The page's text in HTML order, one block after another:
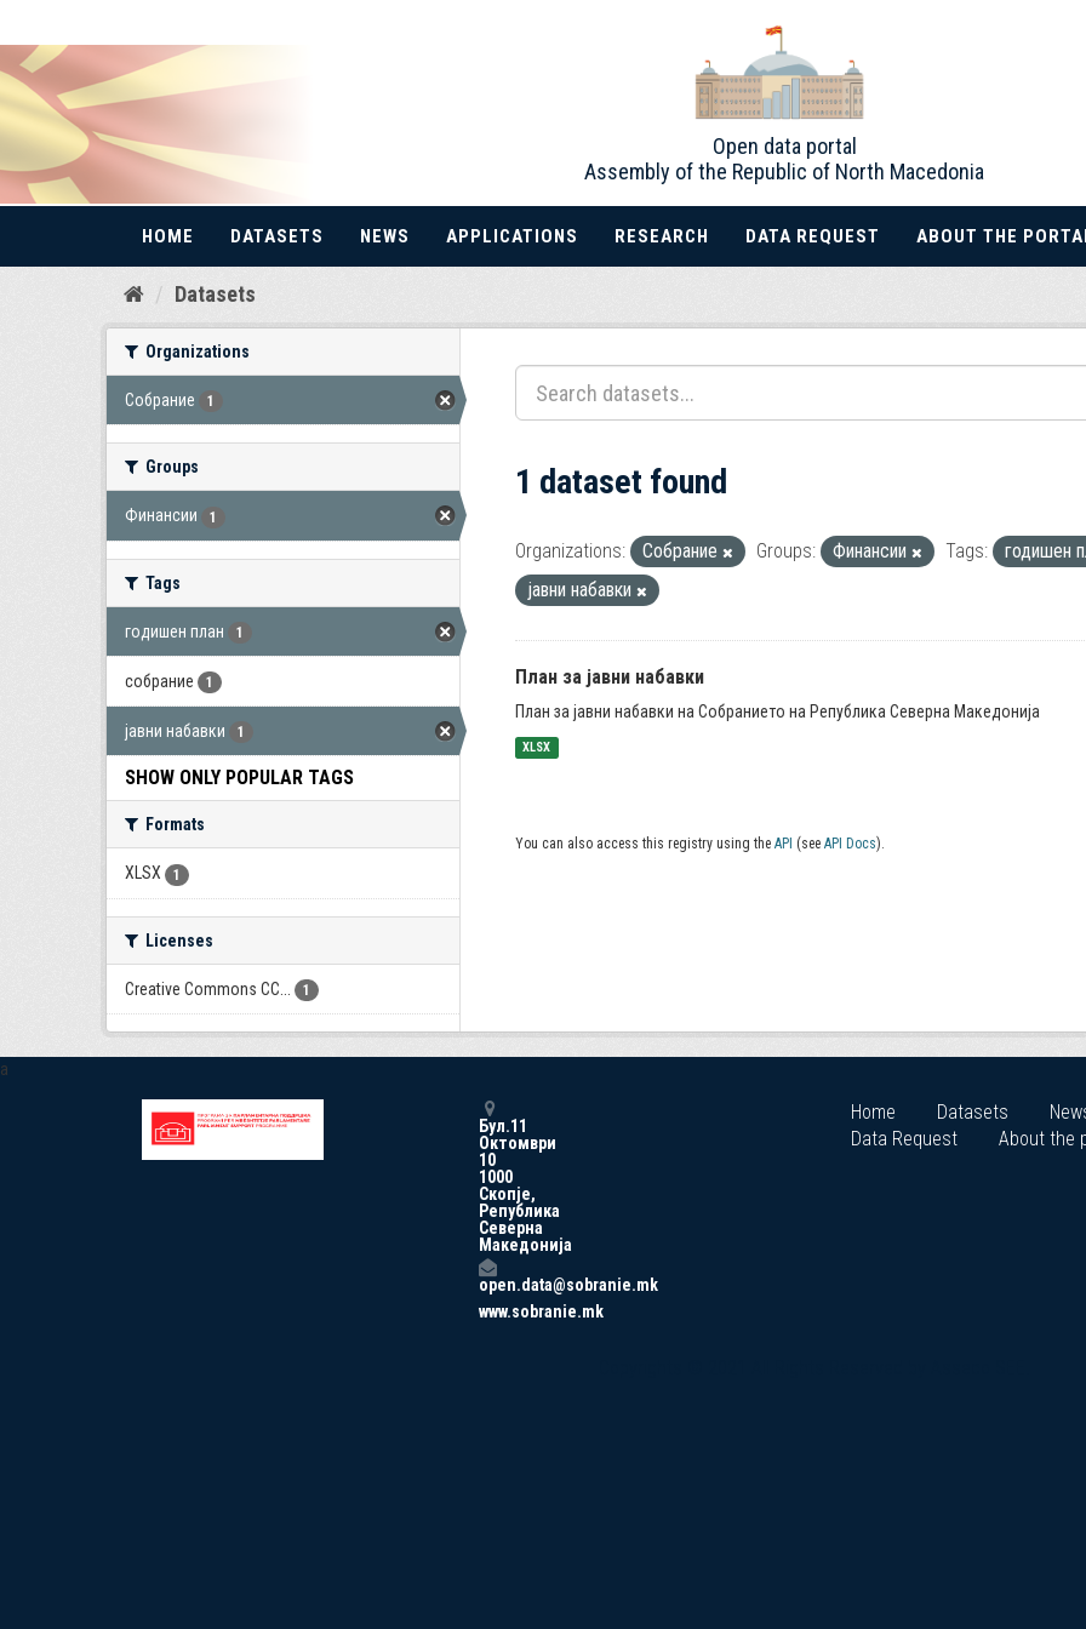
Skip
Open data portal
Assembly of the Republic of North Macedonia
HOME DATASETS NEWS APPLICATIONS RESEARCH DATA REQUEST ABOUT THE
Datasets
Organizations
Собрание 1
Groups
Финансии 1
Tags
годишен план 1
собрание 1
јавни набавки 1
SHOW ONLY POPULAR TAGS
Formats
XLSX 1
Licenses
Creative Commons CC... 1
1 dataset found
Organizations: Собрание Groups: Финансии Tags:
годишен
јавни набавки
План за јавни набавки
План за јавни набавки на Собранието на Република Северна Македонија
XLSX
You can also access this registry using the API (see API Docs).
a
Бул.11
Октомври
10
1000
Скопје,
Република
Северна
Македонија
open.data@sobranie.mk
www.sobranie.mk
Home Datasets
Data Request
About the